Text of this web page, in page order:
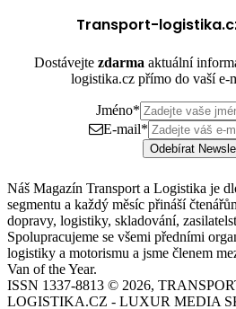
Transport-
Dostávejte zdarma aktuální
logistika.cz přímo do vaší e-
Jméno*
E-mail*
Odebírat
Náš Magazín Transport a Logistika je
segmentu a každý měsíc přináší
dopravy, logistiky, skladování,
Spolupracujeme se všemi předními
logistiky a motorismu a jsme členem
Van of the Year.
ISSN 1337-8813 © 2026,
LOGISTIKA.CZ - LUXUR MEDIA